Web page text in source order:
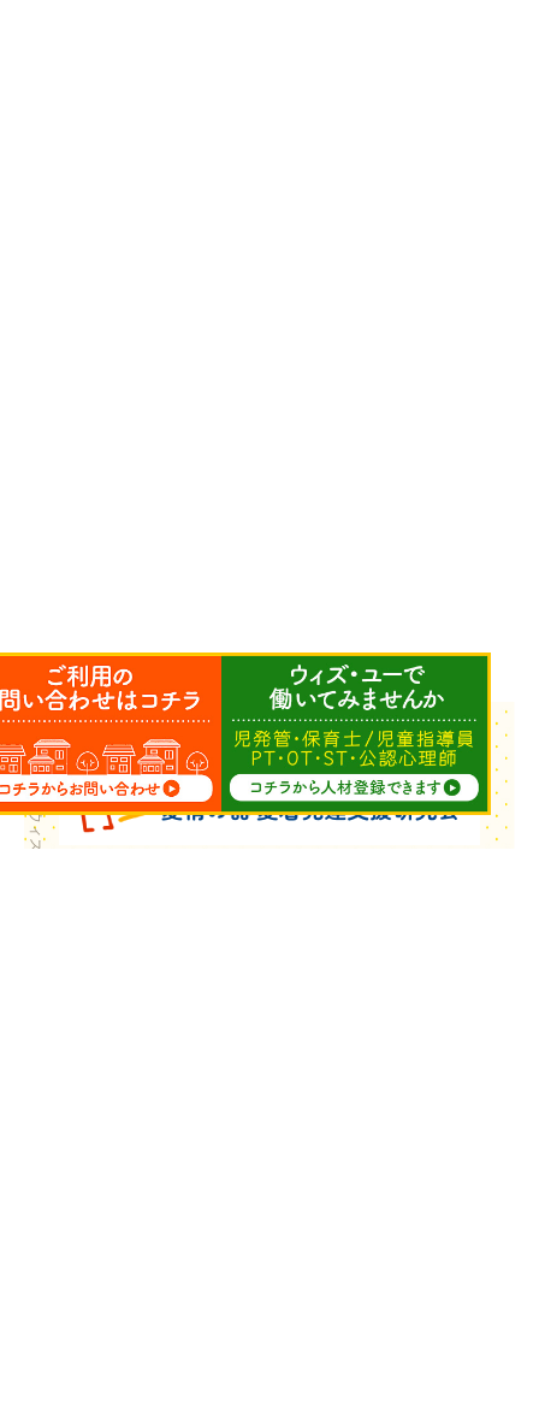
Copyright © ウィズ・ユー All Rights Reserved.